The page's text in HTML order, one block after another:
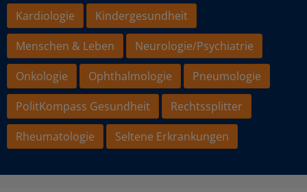
Kardiologie
Kindergesundheit
Menschen & Leben
Neurologie/Psychiatrie
Onkologie
Ophthalmologie
Pneumologie
PolitKompass Gesundheit
Rechtssplitter
Rheumatologie
Seltene Erkrankungen